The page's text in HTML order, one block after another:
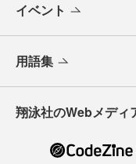
イベント
用語集
翔泳社のWebメディ